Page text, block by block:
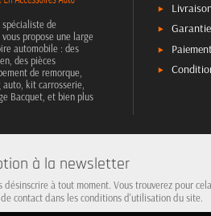
de
propose une large
automobile : des
des pièces
de remorque,
kit carrosserie,
Bacquet, et bien plus
à la newsletter
désinscrire à tout moment. Vous trouverez pour cela
contact dans les conditions d'utilisation du site.